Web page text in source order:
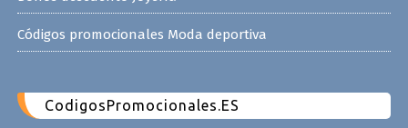
Códigos promocionales Moda deportiva
CodigosPromocionales.ES